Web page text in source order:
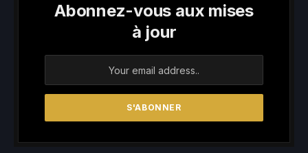
Abonnez-vous aux mises
à jour